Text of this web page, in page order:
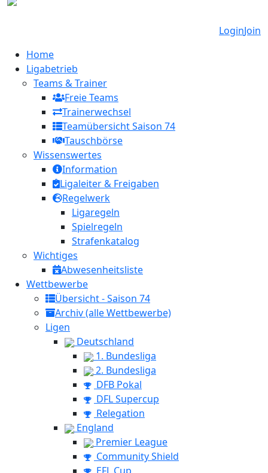
LoginJoin
Home
Ligabetrieb
Teams & Trainer
Freie Teams
Trainerwechsel
Teamübersicht Saison 74
Tauschbörse
Wissenswertes
Information
Ligaleiter & Freigaben
Regelwerk
Ligaregeln
Spielregeln
Strafenkatalog
Wichtiges
Abwesenheitsliste
Wettbewerbe
Übersicht - Saison 74
Archiv (alle Wettbewerbe)
Ligen
Deutschland
1. Bundesliga
2. Bundesliga
DFB Pokal
DFL Supercup
Relegation
England
Premier League
Community Shield